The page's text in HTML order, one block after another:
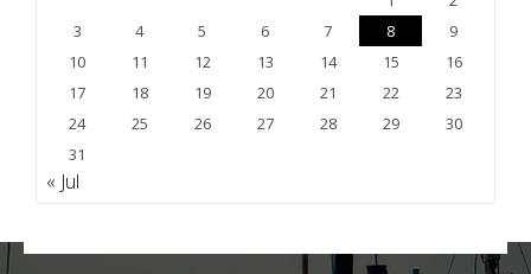
3
4 5 6 7 8
9
10
11 12 13 14 15
16
17
18 19 20 21 22
23
24
25 26 27 28 29
30
31
« Jul